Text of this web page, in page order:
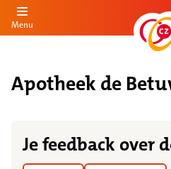
de inhoud
Menu
Apotheek de
Je feedback over